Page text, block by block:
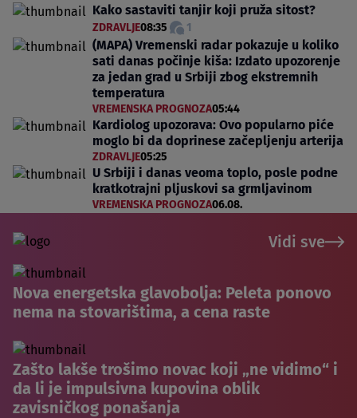
Kako sastaviti tanjir koji pruža sitost?
ZDRAVLJE08:35 1
(MAPA) Vremenski radar pokazuje u koliko
sati danas počinje kiša: Izdato upozorenje
za jedan grad u Srbiji zbog ekstremnih
temperatura
VREMENSKA PROGNOZA05:44
Kardiolog upozorava: Ovo popularno piće
moglo bi da doprinese začepljenju arterija
ZDRAVLJE05:25
U Srbiji i danas veoma toplo, posle podne
kratkotrajni pljuskovi sa grmljavinom
VREMENSKA PROGNOZA06.08.
Vidi sve
Nova energetska glavobolja: Peleta ponovo
nema na stovarištima, a cena raste
Zašto lakše trošimo novac koji „ne vidimo“ i
da li je impulsivna kupovina oblik
zavisničkog ponašanja